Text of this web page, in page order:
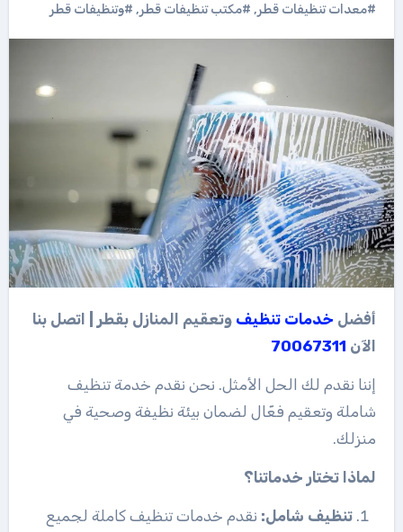
#معدات تنظيفات قطر, #مكتب تنظيفات قطر, #وتنظيفات قطر
أفضل خدمات تنظيف وتعقيم المنازل بقطر | اتصل بنا
الآن 70067311
إننا نقدم لك الحل الأمثل. نحن نقدم خدمة تنظيف
شاملة وتعقيم فعّال لضمان بيئة نظيفة وصحية في
منزلك.
لماذا تختار خدماتنا؟
تنظيف شامل: نقدم خدمات تنظيف كاملة لجميع